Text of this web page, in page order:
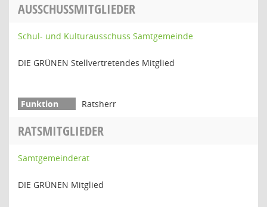
AUSSCHUSSMITGLIEDER
Schul- und Kulturausschuss Samtgemeinde
DIE GRÜNEN Stellvertretendes Mitglied
Ratsherr
RATSMITGLIEDER
Samtgemeinderat
DIE GRÜNEN Mitglied